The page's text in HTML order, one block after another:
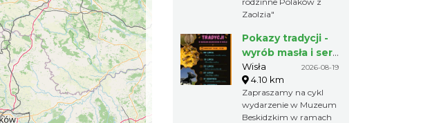
Zaolzia"
Pokazy tradycji -
wyrób masła i sera
w Muzeum
Beskidzkim
Wisła 2026-08-19
4.10 km
Zapraszamy na cykl
wydarzenie w Muzeum
Beskidzkim w ramach